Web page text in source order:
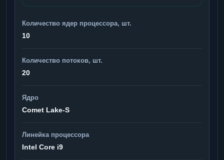
Количество ядер процессора, шт.
10
Количество потоков, шт.
20
Ядро
Comet Lake-S
Линейка процессора
Intel Core i9